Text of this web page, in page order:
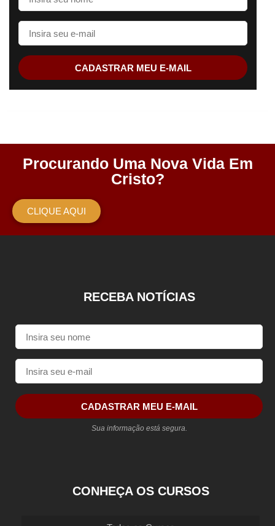
CADASTRAR MEU E-MAIL
Procurando Uma Nova Vida Em
Cristo?
CLIQUE AQUI
CONHEÇA OS CURSOS
RECEBA NOTÍCIAS
CADASTRAR MEU E-MAIL
Sua informação está segura.